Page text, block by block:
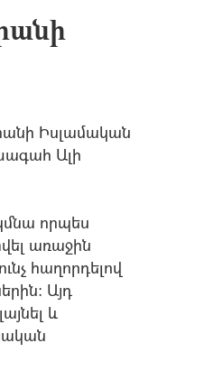
Իսլամական
Ալի
որպես
առաջին
հաղորդելով
Այդ
և